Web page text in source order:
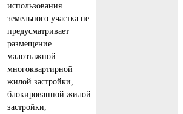
использования
земельного участка не
предусматривает
размещение
малоэтажной
многоквартирной
жилой застройки,
блокированной жилой
застройки,